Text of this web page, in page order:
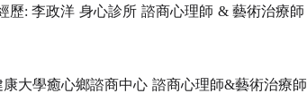
歷: 李政洋 身心診所 諮商心理師 & 藝術治療師
大學癒心鄉諮商中心 諮商心理師&藝術治療